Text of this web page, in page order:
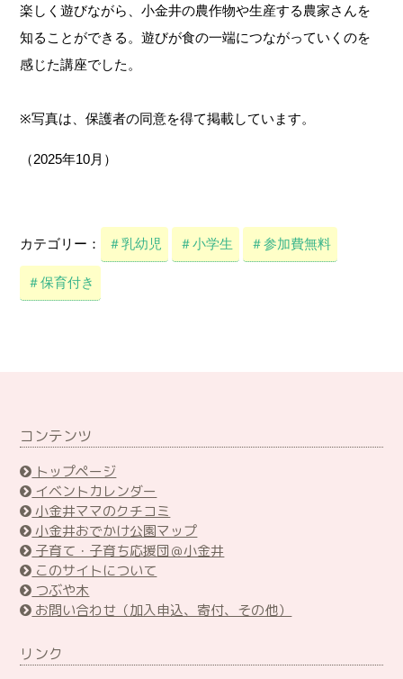
楽しく遊びながら、小金井の農作物や生産する農家さんを
知ることができる。遊びが食の一端につながっていくのを
感じた講座でした。
※写真は、保護者の同意を得て掲載しています。
（2025年10月）
カテゴリー： ＃乳幼児 ＃小学生 ＃参加費無料
＃保育付き
コンテンツ
トップページ
イベントカレンダー
小金井ママのクチコミ
小金井おでかけ公園マップ
子育て・子育ち応援団＠小金井
このサイトについて
つぶや木
お問い合わせ（加入申込、寄付、その他）
リンク